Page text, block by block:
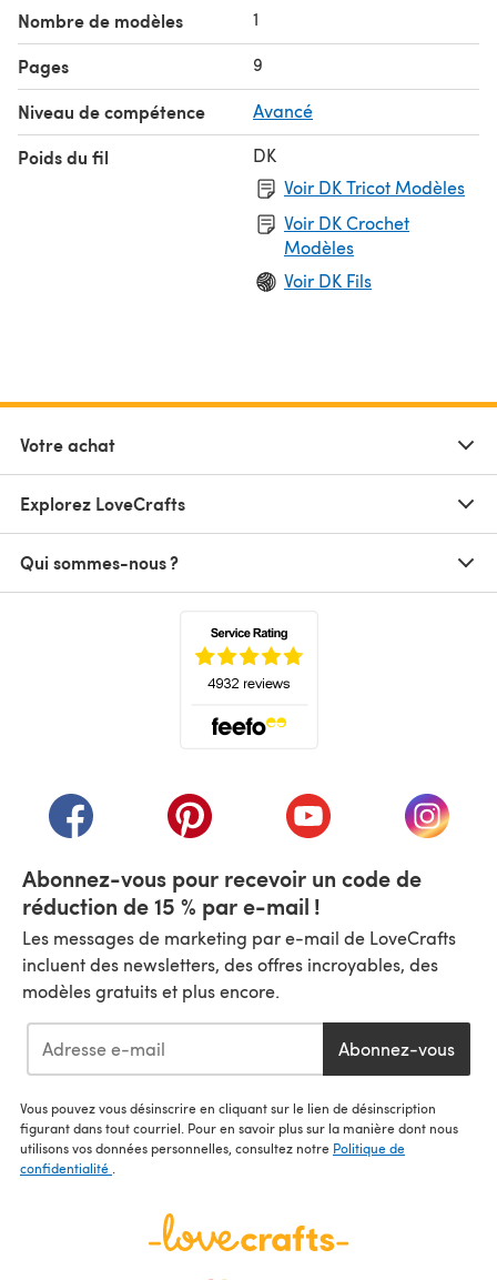
Nombre de modèles 1
Pages 9
Niveau de compétence Avancé
Poids du fil
DK
Voir DK Tricot Modèles
Voir DK Crochet
Modèles
Voir DK Fils
Votre achat
Explorez LoveCrafts
Qui sommes-nous ?
(s'ouvre dans un nouvel onglet)
(s'ouvre dans un nouvel onglet)
(s'ouvre dans un(s'ouvre
Abonnez-vous pour recevoir un code de
réduction de 15 % par e-mail !
Les messages de marketing par e-mail de LoveCrafts
incluent des newsletters, des offres incroyables, des
modèles gratuits et plus encore.
Abonnez-vous
Vous pouvez vous désinscrire en cliquant sur le lien de désinscription
figurant dans tout courriel. Pour en savoir plus sur la manière dont nous
utilisons vos données personnelles, consultez notre Politique de
confidentialité